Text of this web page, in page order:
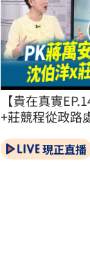
【貴在真實
+莊競程從政路
現正直播